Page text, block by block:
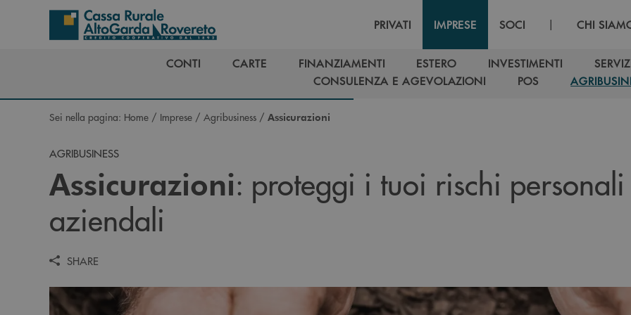
Salta al contenuto principale
PRIVATI IMPRESE SOCI | CHI
CONTI
CARTE
FINANZIAMENTI
FINANZIAMENTI
ESTERO
ESTERO
INVESTIMENTI
INVESTIMENTI
CONSULENZA E AGEVOLAZIONI
CONSULENZA E AGEVOLAZIONI
POS
Sei nella pagina: Home / Imprese / Agribusiness / Assicurazioni
AGRIBUSINESS
Assicurazioni: proteggi i tuoi rischi
aziendali
SHARE